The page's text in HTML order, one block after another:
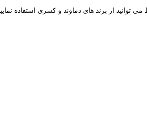
توانید از برند های دماوند و کسری استفاده